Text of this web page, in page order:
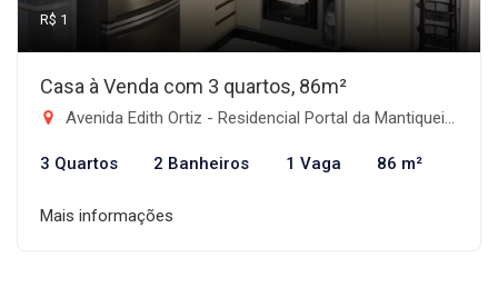
R$ 1
Casa à Venda com 3 quartos, 86m²
Avenida Edith Ortiz - Residencial Portal da Mantiqueira, Taubaté-SP
3 Quartos 2 Banheiros 1 Vaga 86 m²
Mais informações